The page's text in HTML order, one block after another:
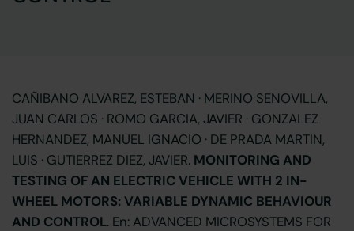
CAÑIBANO ALVAREZ, ESTEBAN · MERINO SENOVILLA,
JUAN CARLOS · ROMO GARCIA, JAVIER · GONZALEZ
HERNANDEZ, MANUEL IGNACIO · DE PRADA MARTIN,
LUIS · GUTIERREZ DIEZ, JAVIER. MONITORING AND
TESTING OF AN ELECTRIC VEHICLE WITH 2 IN-
WHEEL MOTORS: VARIABLE DYNAMIC BEHAVIOUR
AND CONTROL. En: ADVANCED MICROSYSTEMS FOR